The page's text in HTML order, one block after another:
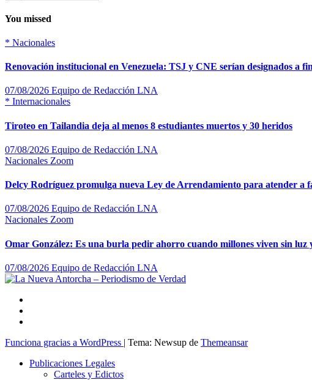
noticias
You missed
* Nacionales
Renovación institucional en Venezuela: TSJ y CNE serían designados a
07/08/2026 Equipo de Redacción LNA
* Internacionales
Tiroteo en Tailandia deja al menos 8 estudiantes muertos y 30 heridos
07/08/2026 Equipo de Redacción LNA
Nacionales Zoom
Delcy Rodríguez promulga nueva Ley de Arrendamiento para atender a
07/08/2026 Equipo de Redacción LNA
Nacionales Zoom
Omar González: Es una burla pedir ahorro cuando millones viven sin luz
07/08/2026 Equipo de Redacción LNA
Funciona gracias a WordPress | Tema: Newsup de Themeansar
Publicaciones Legales
Carteles y Edictos